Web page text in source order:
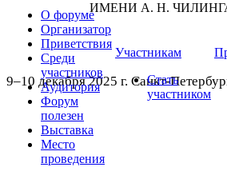
ИМЕНИ А. Н.
9–10 декабря 2025 г. Санкт-
О форуме
Организатор
Приветствия
Среди
участников
Аудитория
Форум
полезен
Выставка
Место
проведения
Участникам
Стать
участником